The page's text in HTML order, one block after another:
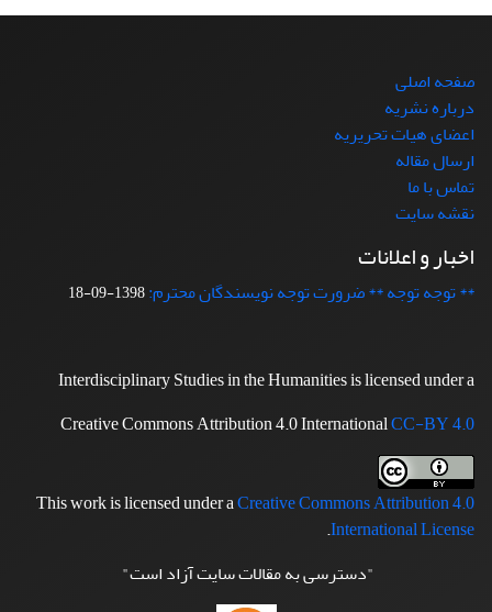
صفحه اصلی
درباره نشریه
اعضای هیات تحریریه
ارسال مقاله
تماس با ما
نقشه سایت
اخبار و اعلانات
** توجه توجه ** ضرورت توجه نویسندگان محترم:1398-09-18
Interdisciplinary Studies in the Humanities is licensed under a
Creative Commons Attribution 4.0 InternationalCC-BY 4.0
This work is licensed under aCreative Commons Attribution 4.0
International License
.
"دسترسی به مقالات سایت آزاد است"